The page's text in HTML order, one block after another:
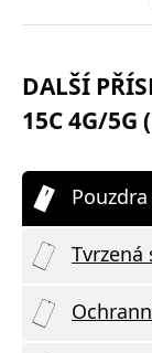
DALŠÍ
15C 4G/5G
Tvrzená